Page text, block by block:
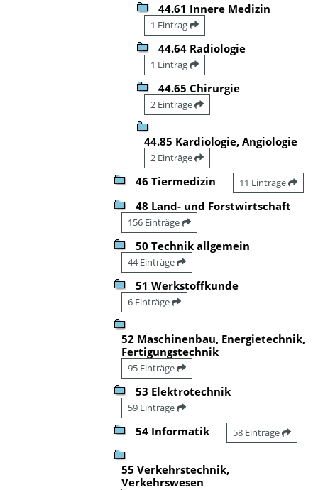
44.61 Innere Medizin
1 Eintrag
44.64 Radiologie
1 Eintrag
44.65 Chirurgie
2 Einträge
44.85 Kardiologie, Angiologie
2 Einträge
46 Tiermedizin 11 Einträge
48 Land- und Forstwirtschaft
156 Einträge
50 Technik allgemein
44 Einträge
51 Werkstoffkunde
6 Einträge
52 Maschinenbau, Energietechnik,
Fertigungstechnik
95 Einträge
53 Elektrotechnik
59 Einträge
54 Informatik 58 Einträge
55 Verkehrstechnik,
Verkehrswesen